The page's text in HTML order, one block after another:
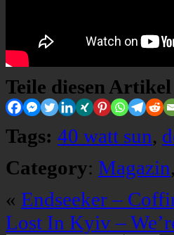
Teile diesen Artikel
Tags: 40 watt sun,
Category: Magazin,
« Endseeker –
Lost In Kyiv –